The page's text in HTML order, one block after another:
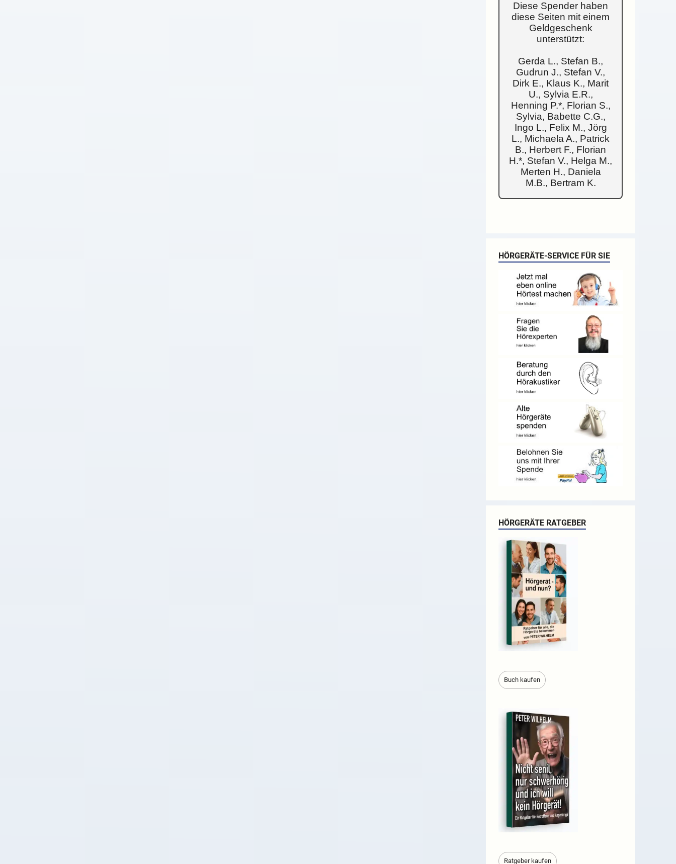
Diese Spender haben
diese Seiten mit einem
Geldgeschenk
unterstützt:
Gerda L., Stefan B.,
Gudrun J., Stefan V.,
Dirk E., Klaus K., Marit
U., Sylvia E.R.,
Henning P.*, Florian S.,
Sylvia, Babette C.G.,
Ingo L., Felix M., Jörg
L., Michaela A., Patrick
B., Herbert F., Florian
H.*, Stefan V., Helga M.,
Merten H., Daniela
M.B., Bertram K.
HÖRGERÄTE-SERVICE FÜR SIE
HÖRGERÄTE RATGEBER
Buch kaufen
Ratgeber kaufen